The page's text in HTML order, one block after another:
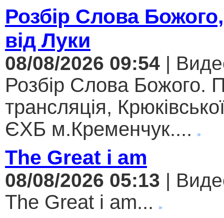
Розбір Слова
від Луки
08/08/2026 09:54 |
Розбір Слова Божого.
трансляція,
ЄХБ м.Кременчук....
The Great i am
08/08/2026 05:13 |
The Great i am...